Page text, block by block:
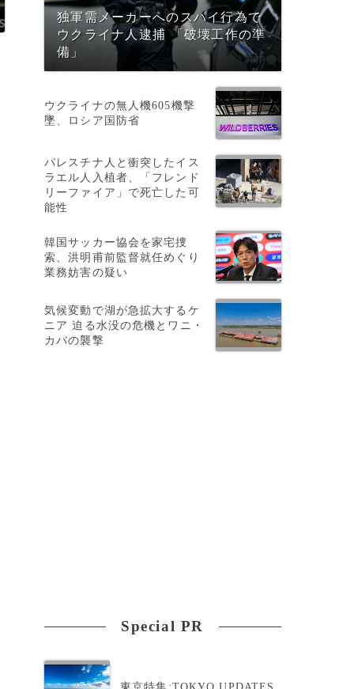
独軍需メーカーへのスパイ行為で
ウクライナ人逮捕 「破壊工作の準
備」
ウクライナの無人機605機撃
墜、ロシア国防省
パレスチナ人と衝突したイス
ラエル人入植者、「フレンド
リーファイア」で死亡した可
能性
韓国サッカー協会を家宅捜
索、洪明甫前監督就任めぐり
業務妨害の疑い
気候変動で湖が急拡大するケ
ニア 迫る水没の危機とワニ・
カバの襲撃
Special PR
東京特集:TOKYO UPDATES